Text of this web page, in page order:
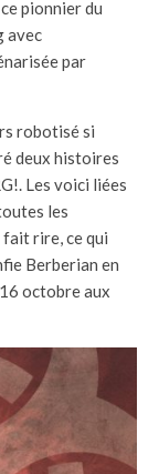
pionnier du
avec
par
robotisé si
deux histoires
Les voici liées
les
rire, ce qui
Berberian en
octobre aux